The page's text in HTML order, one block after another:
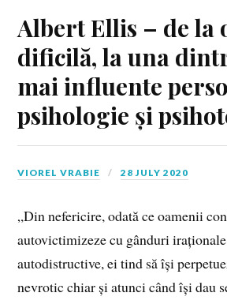
Albert Ellis – de la
dificilă, la una
mai influente
psihologie și
VIOREL VRABIE 28 JULY 2020
„Din nefericire, odată ce oamenii
autovictimizeze cu gânduri
autodistructive, ei tind să își
nevrotic chiar și atunci când își dau